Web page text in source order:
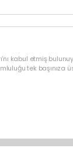
kabul etmiş
tek